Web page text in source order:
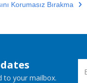
Korumasız Bırakma
to your mailbox.